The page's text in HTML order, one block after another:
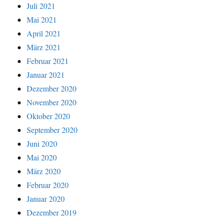
Juli 2021
Mai 2021
April 2021
März 2021
Februar 2021
Januar 2021
Dezember 2020
November 2020
Oktober 2020
September 2020
Juni 2020
Mai 2020
März 2020
Februar 2020
Januar 2020
Dezember 2019